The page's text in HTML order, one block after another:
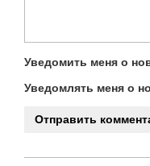
Уведомить меня о
Уведомлять меня о